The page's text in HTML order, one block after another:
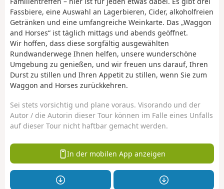
Fassbiere, eine Auswahl an Lagerbieren, Cider, alkoholfreien
Getränken und eine umfangreiche Weinkarte. Das „Waggon
and Horses“ ist täglich mittags und abends geöffnet.
Wir hoffen, dass diese sorgfältig ausgewählten
Rundwanderwege Ihnen helfen, unsere wunderschöne
Umgebung zu genießen, und wir freuen uns darauf, Ihren
Durst zu stillen und Ihren Appetit zu stillen, wenn Sie zum
Waggon and Horses zurückkehren.
Sei stets vorsichtig und plane voraus. Visorando und der
Autor / die Autorin dieser Tour können im Falle eines Unfalls
auf dieser Tour nicht haftbar gemacht werden.
In der mobilen App anzeigen